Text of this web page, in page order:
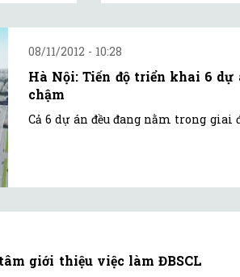
08/11/2012 - 10:28
Hà Nội: Tiến độ triển khai 6 dự
chậm
Cả 6 dự án đều đang nằm trong giai
giới thiệu việc làm ĐBSCL